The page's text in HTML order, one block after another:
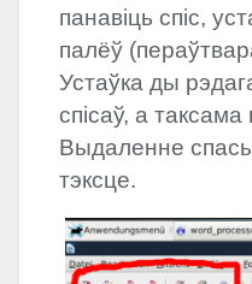
панавіць спіс,
палёў
Устаўка ды
спісаў, а
Выдаленне
тэксце.